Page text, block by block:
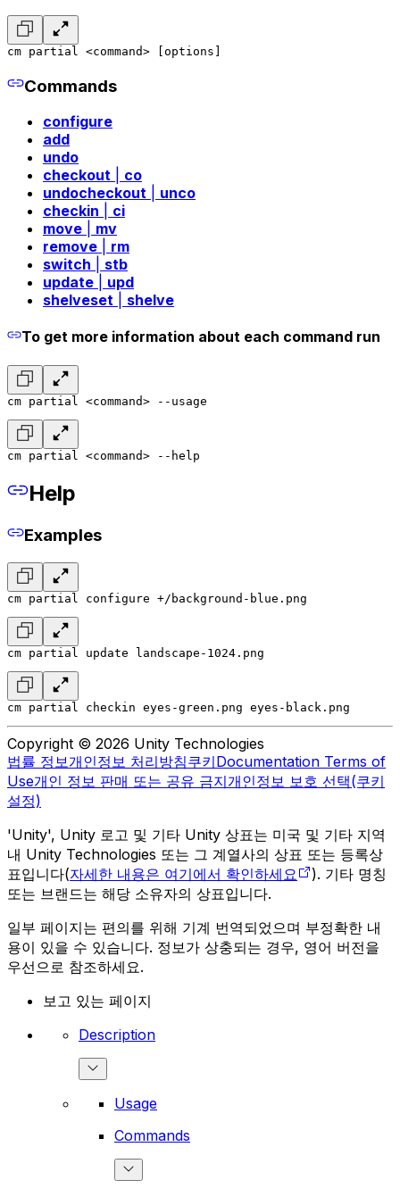
cm partial <command> [options]
Commands
configure
add
undo
checkout
co
undocheckout
unco
checkin
ci
move
mv
remove
rm
switch
stb
update
upd
shelveset
shelve
To get more information about each command run
cm partial <command> --usage
cm partial <command> --help
Help
Examples
cm partial configure +/background-blue.png
cm partial update landscape-1024.png
cm partial checkin eyes-green.png eyes-black.png
Copyright © 2026 Unity Technologies
법률 정보개인정보 처리방침쿠키Documentation Terms of
Use개인 정보 판매 또는 공유 금지개인정보 보호 선택(쿠키
설정)
'Unity', Unity 로고 및 기타 Unity 상표는 미국 및 기타 지역
내 Unity Technologies 또는 그 계열사의 상표 또는 등록상
표입니다(자세한 내용은 여기에서 확인하세요
). 기타 명칭
또는 브랜드는 해당 소유자의 상표입니다.
일부 페이지는 편의를 위해 기계 번역되었으며 부정확한 내
용이 있을 수 있습니다. 정보가 상충되는 경우, 영어 버전을
우선으로 참조하세요.
보고 있는 페이지
Description
Usage
Commands